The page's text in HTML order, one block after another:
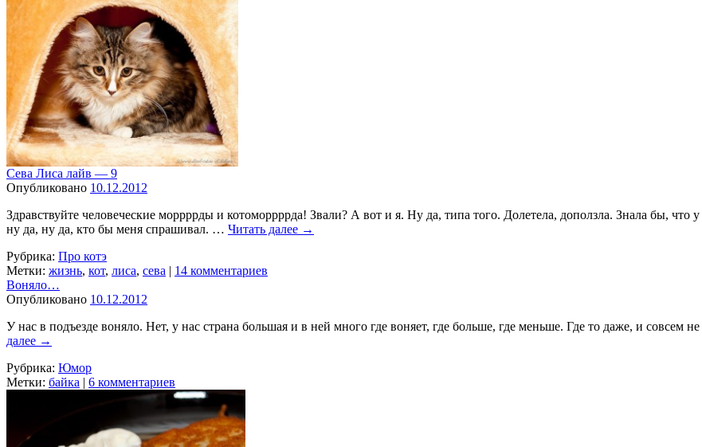
Сева Лиса лайв — 9
Опубликовано 10.12.2012
Здравствуйте человеческие моррррды и котоморрррда! Звали? А вот и я. Ну да, типа того. Долетела, доползла. Знала бы,
ну да, ну да, кто бы меня спрашивал. … Читать далее →
Рубрика: Про котэ
Метки: жизнь, кот, лиса, сева | 14 комментариев
Воняло…
Опубликовано 10.12.2012
У нас в подъезде воняло. Нет, у нас страна большая и в ней много где воняет, где больше, где меньше. Где то даже, и совсем
далее →
Рубрика: Юмор
Метки: байка | 6 комментариев